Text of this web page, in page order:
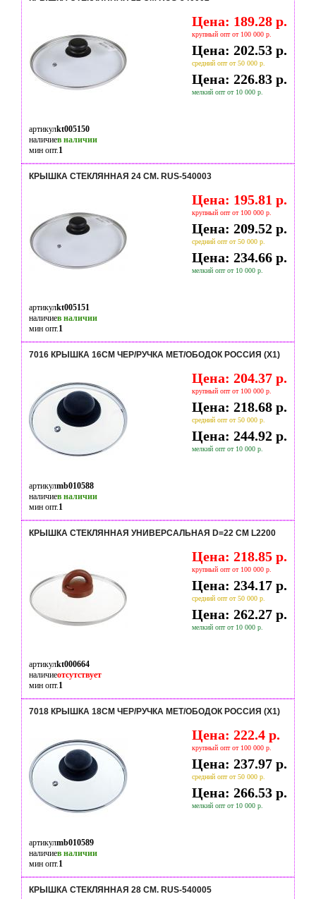
Цена: 189.28 р.
крупный опт от 100 000 р.
Цена: 202.53 р.
средний опт от 50 000 р.
Цена: 226.83 р.
мелкий опт от 10 000 р.
артикулkt005150
наличиев наличии
мин опт.1
КРЫШКА СТЕКЛЯННАЯ 24 СМ. RUS-540003
Цена: 195.81 р.
крупный опт от 100 000 р.
Цена: 209.52 р.
средний опт от 50 000 р.
Цена: 234.66 р.
мелкий опт от 10 000 р.
артикулkt005151
наличиев наличии
мин опт.1
7016 КРЫШКА 16СМ ЧЕР/РУЧКА МЕТ/ОБОДОК РОССИЯ (Х1)
Цена: 204.37 р.
крупный опт от 100 000 р.
Цена: 218.68 р.
средний опт от 50 000 р.
Цена: 244.92 р.
мелкий опт от 10 000 р.
артикулmb010588
наличиев наличии
мин опт.1
КРЫШКА СТЕКЛЯННАЯ УНИВЕРСАЛЬНАЯ D=22 СМ L2200
Цена: 218.85 р.
крупный опт от 100 000 р.
Цена: 234.17 р.
средний опт от 50 000 р.
Цена: 262.27 р.
мелкий опт от 10 000 р.
артикулkt000664
наличиеотсутствует
мин опт.1
7018 КРЫШКА 18СМ ЧЕР/РУЧКА МЕТ/ОБОДОК РОССИЯ (Х1)
Цена: 222.4 р.
крупный опт от 100 000 р.
Цена: 237.97 р.
средний опт от 50 000 р.
Цена: 266.53 р.
мелкий опт от 10 000 р.
артикулmb010589
наличиев наличии
мин опт.1
КРЫШКА СТЕКЛЯННАЯ 28 СМ. RUS-540005